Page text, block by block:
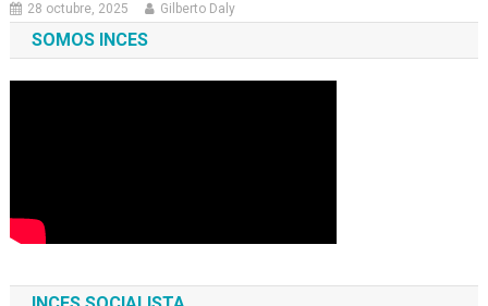
28 octubre, 2025 Gilberto Daly
SOMOS INCES